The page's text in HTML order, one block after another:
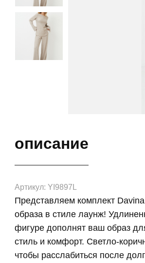
описание
Артикул: YI9897L
Представляем комплект
образа в стиле лаунж!
фигуре дополнят ваш образ
стиль и комфорт. Светло-
чтобы расслабиться после